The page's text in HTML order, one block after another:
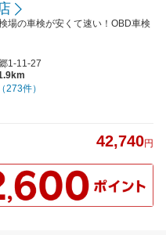
場の車検が安くて速い！OBD車検
1-11-27
（273件）
42,740円